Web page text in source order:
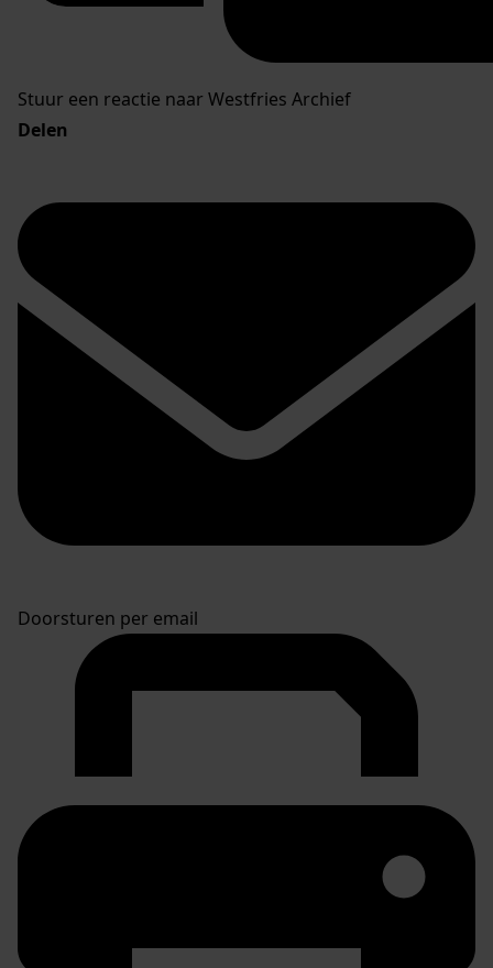
Stuur een reactie naar Westfries Archief
Delen
Doorsturen per email